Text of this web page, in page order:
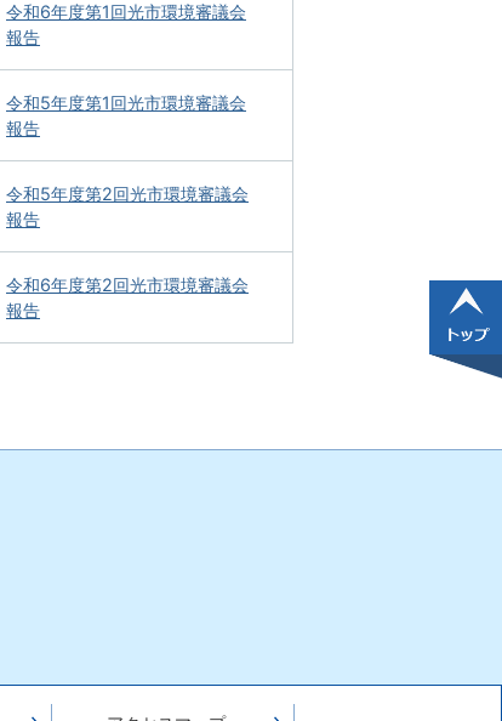
令和6年度第1回光市環境審議会
報告
令和5年度第1回光市環境審議会
報告
令和5年度第2回光市環境審議会
報告
令和6年度第2回光市環境審議会
報告